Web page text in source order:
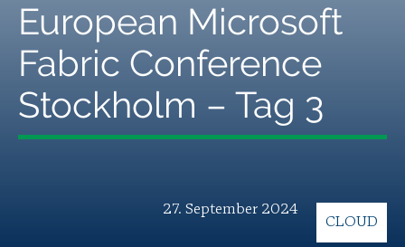
European Microsoft
Fabric Conference
Stockholm – Tag 3
27. September 2024
CLOUD